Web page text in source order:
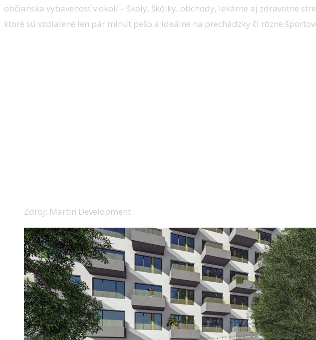
občianska vybavenosť v okolí – školy, škôlky, obchody, lekárne aj zdravotné
ktoré sú vzdialené len pár minút pešo a ideálne na prechádzky či rôzne
Zdroj: Martin Development